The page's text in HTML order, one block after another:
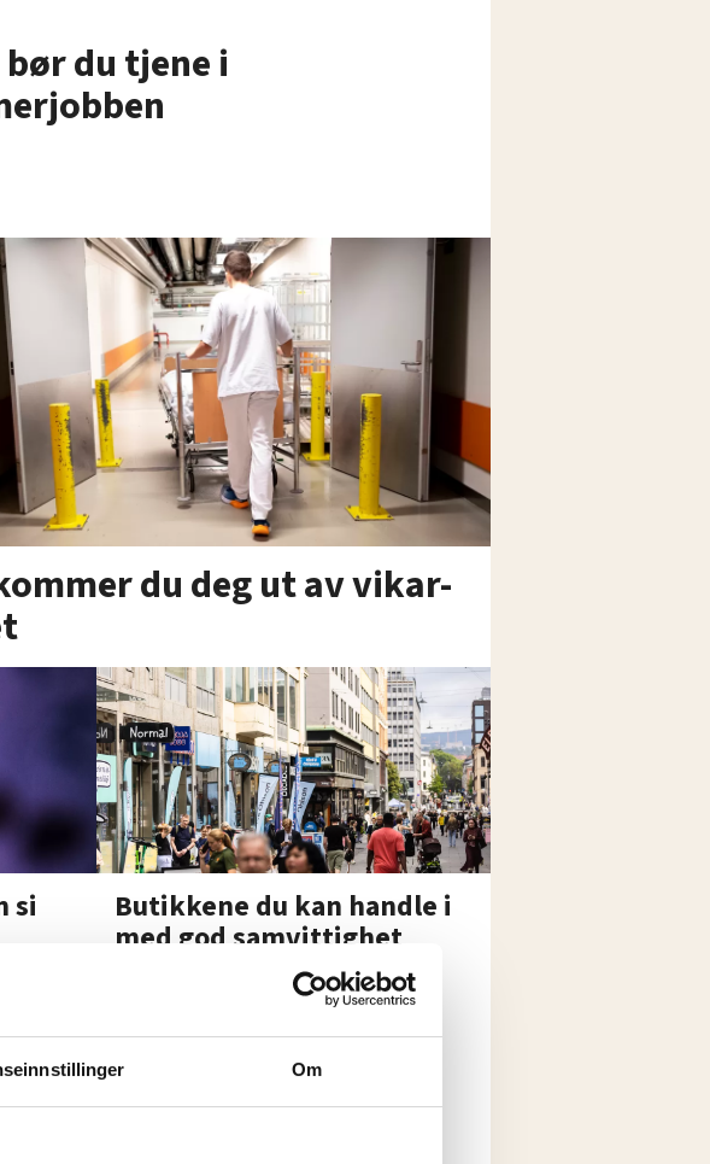
Om
du tjene i
du deg ut av vikar-
si Butikkene du kan handle i
med god samvittighet
blir ikke fulgt.